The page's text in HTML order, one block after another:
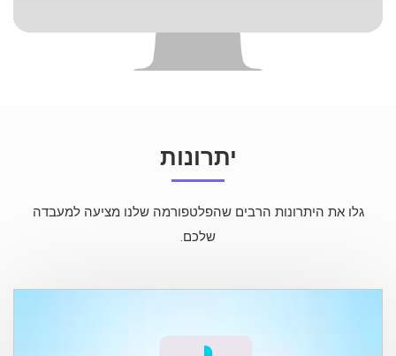
יתרונות
גלו את היתרונות הרבים שהפלטפורמה שלנו מציעה למעבדה
שלכם.